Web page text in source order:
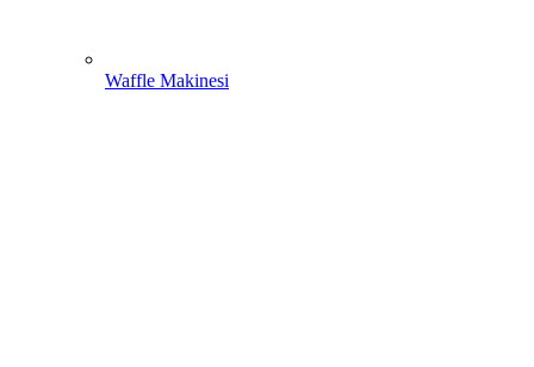
Waffle Makinesi